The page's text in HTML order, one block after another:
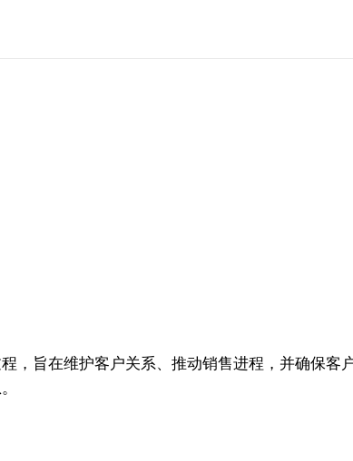
，旨在维护客户关系、推动销售进程，并确保客